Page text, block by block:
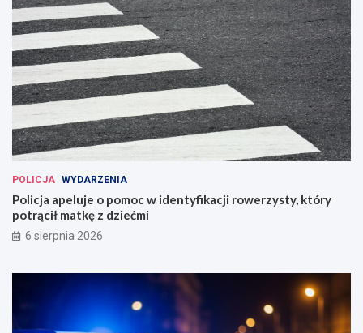
POLICJA WYDARZENIA
Policja apeluje o pomoc w identyfikacji rowerzysty, który
potrącił matkę z dziećmi
6 sierpnia 2026